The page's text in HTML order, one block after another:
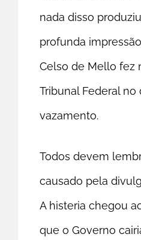
nada disso
profunda
Celso de Mello fez
Tribunal Federal
vazamento.
Todos devem
causado pela
A histeria chegou
que o Governo